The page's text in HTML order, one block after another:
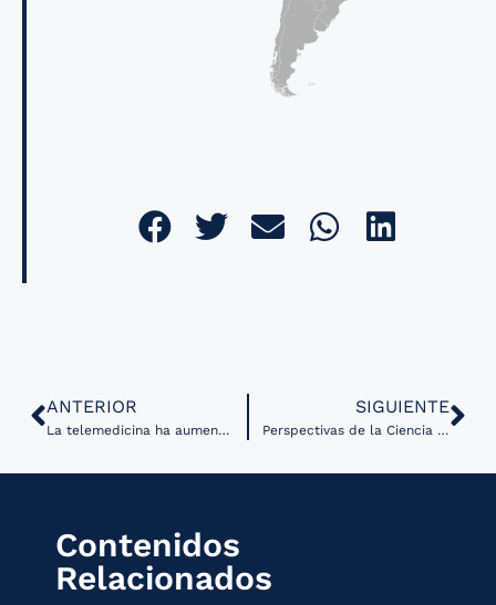
ANTERIOR
La telemedicina ha aumentado su valor en Latinoamérica
SIGUIENTE
Perspectivas de la Ciencia de Datos para disminuir y cerrar brechas en salud
Contenidos
Relacionados